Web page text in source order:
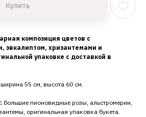
Купить
композиция цветов с
эвкалиптом, хризантемами и
упаковке с доставкой в
ширина 55 см, высота 60 см.
большие пионовидные розы, альстромерии,
оригинальная упаковка букета.